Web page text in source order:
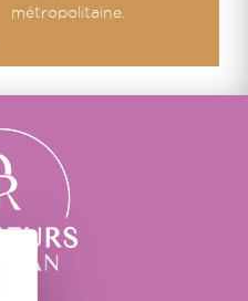
métropolitaine.
MASQUER LE